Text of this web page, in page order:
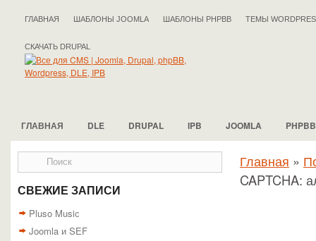
ГЛАВНАЯ ШАБЛОНЫ JOOMLA ШАБЛОНЫ PHPBB ТЕМЫ
СКАЧАТЬ DRUPAL
ГЛАВНАЯ DLE DRUPAL IPB JOOMLA PHPBB
СВЕЖИЕ ЗАПИСИ
Pluso Musiс
Joomla и SEF
Главная »
CAPTCHA: